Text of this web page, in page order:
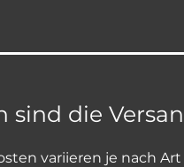
sind die
variieren je nach